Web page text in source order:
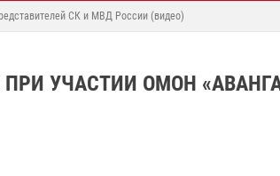
СК и МВД России (видео)
УЧАСТИИ ОМОН